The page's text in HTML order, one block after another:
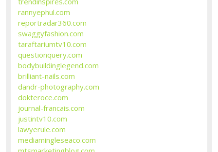
rannyephul.com
reportradar360.com
swaggyfashion.com
taraftariumtv10.com
questionquery.com
bodybuildinglegend.com
brilliant-nails.com
dandr-photography.com
dokteroce.com
journal-francais.com
justintv10.com
lawyerule.com
mediamingleseaco.com